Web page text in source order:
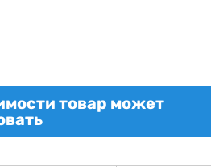
товар может